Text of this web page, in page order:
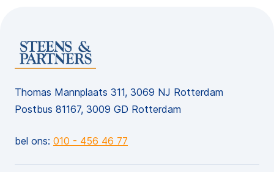
Thomas Mannplaats 311, 3069 NJ Rotterdam
Postbus 81167, 3009 GD Rotterdam
bel ons: 010 - 456 46 77